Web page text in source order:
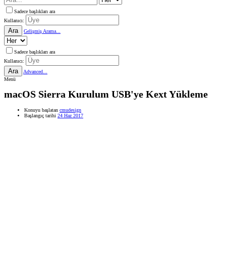
Sadece başlıkları ara
Kullanıcı:
Ara Gelişmiş Arama...
Sadece başlıkları ara
Kullanıcı:
Ara
Advanced...
Menü
macOS Sierra Kurulum USB'ye Kext Yükleme
Konuyu başlatan cmudesign
Başlangıç tarihi 24 Haz 2017